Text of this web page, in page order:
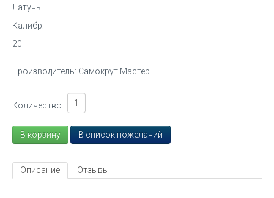
Латунь
Калибр:
20
Производитель: Самокрут Мастер
Количество:
Описание Отзывы